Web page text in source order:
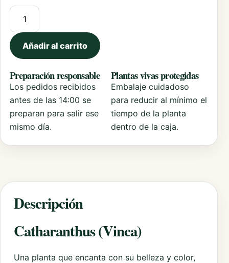
Catharanthus Vinca cantidad
Añadir al carrito
Preparación responsable
Los pedidos recibidos
antes de las 14:00 se
preparan para salir ese
mismo día.
Plantas vivas protegidas
Embalaje cuidadoso
para reducir al mínimo el
tiempo de la planta
dentro de la caja.
Descripción
Catharanthus (Vinca)
Una planta que encanta con su belleza y color,